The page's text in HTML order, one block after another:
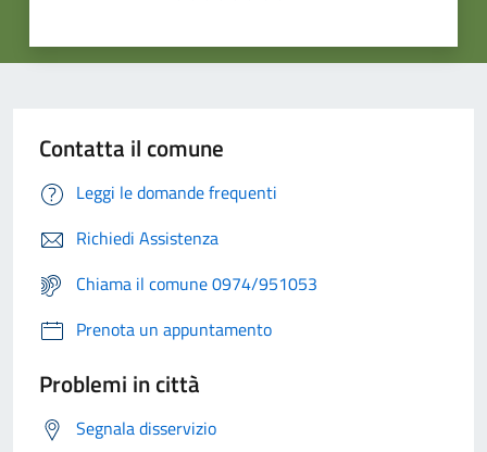
Contatta il comune
Leggi le domande frequenti
Richiedi Assistenza
Chiama il comune 0974/951053
Prenota un appuntamento
Problemi in città
Segnala disservizio